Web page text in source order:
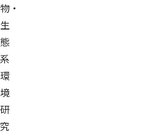
物・
生
態
系
環
境
研
究